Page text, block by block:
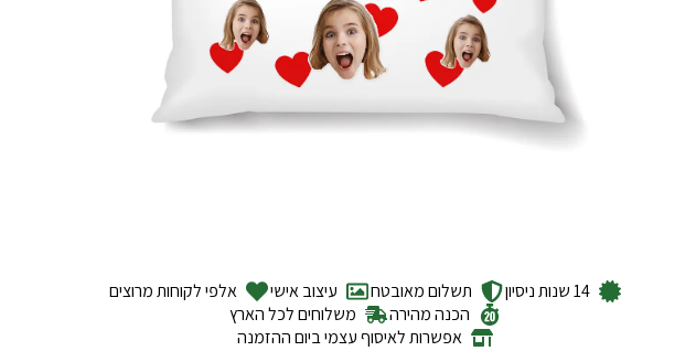
14 שנות ניסיון תשלום מאובטח עיצוב אישי
אלפי לקוחות מרוצים
הכנה מהירה
משלוחים לכל הארץ
אפשרות לאיסוף עצמי ביום ההזמנה